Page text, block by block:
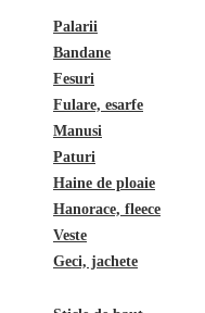
Palarii
Bandane
Fesuri
Fulare, esarfe
Manusi
Paturi
Haine de ploaie
Hanorace, fleece
Veste
Geci, jachete